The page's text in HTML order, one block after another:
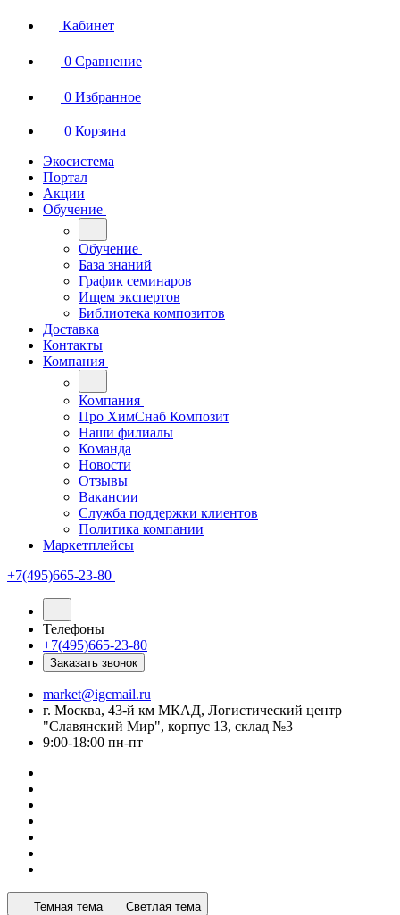
Кабинет
0 Сравнение
0 Избранное
0 Корзина
Экосистема
Портал
Акции
Обучение
Обучение
База знаний
График семинаров
Ищем экспертов
Библиотека композитов
Доставка
Контакты
Компания
Компания
Про ХимСнаб Композит
Наши филиалы
Команда
Новости
Отзывы
Вакансии
Служба поддержки клиентов
Политика компании
Маркетплейсы
+7(495)665-23-80
Телефоны
+7(495)665-23-80
Заказать звонок
market@igcmail.ru
г. Москва, 43-й км МКАД, Логистический центр
"Славянский Мир", корпус 13, склад №3
9:00-18:00 пн-пт
Темная тема Светлая тема